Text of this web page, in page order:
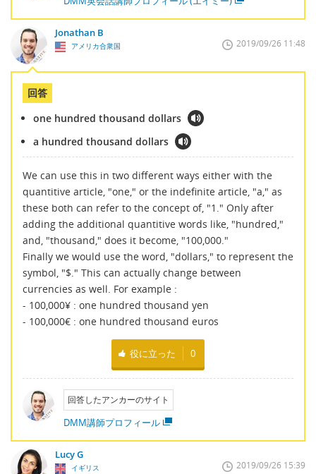
Jonathan B
アメリカ合衆国 2019/09/26 11:48
回答
one hundred thousand dollars
a hundred thousand dollars
We can use this in two different ways either with the
quantitive article, "one," or the indefinite article, "a," as
these both can refer to the concept of, "1." Only after
adding the additional quantitive words like, "hundred,"
and, "thousand," does it become, "100,000."
Finally we would use the word, "dollars," to represent the
symbol, "$." This can actually change between
currencies as well. For example :
- 100,000¥ : one hundred thousand yen
- 100,000€ : one hundred thousand euros
役に立った 0
回答したアンカーのサイト
DMM講師プロフィール
Lucy G
イギリス 2019/09/26 15:39